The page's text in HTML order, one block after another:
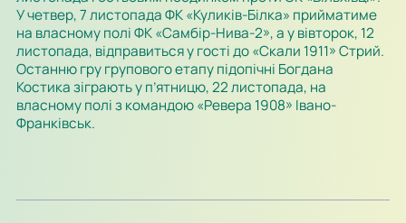
У четвер, 7 листопада ФК «Куликів-Білка» прийматиме
на власному полі ФК «Самбір-Нива-2», а у вівторок, 12
листопада, відправиться у гості до «Скали 1911» Стрий.
Останню гру групового етапу підопічні Богдана
Костика зіграють у п’ятницю, 22 листопада, на
власному полі з командою «Ревера 1908» Івано-
Франківськ.